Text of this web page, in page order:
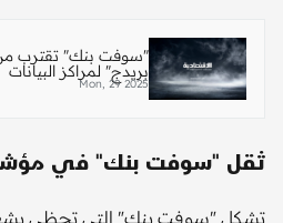
"سوفت بنك" تقترب من
بريدج" لمراكز البيانات
Mon, 29 2025
ثقل "سوفت بنك" في
تشكل "سوفت بنك" التي تحظى